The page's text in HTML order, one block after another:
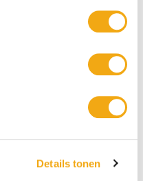
Details tonen